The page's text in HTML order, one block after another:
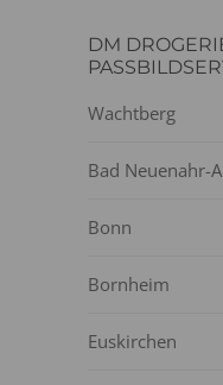
DM
Wachtberg
Bad Neuenahr-
Bonn
Bornheim
Euskirchen